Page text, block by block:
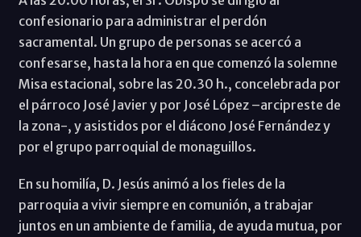
confesionario para administrar el perdón
sacramental. Un grupo de personas se acercó a
confesarse, hasta la hora en que comenzó la solemne
Misa estacional, sobre las 20.30 h., concelebrada por
el párroco José Javier y por José López –arcipreste de
la zona-, y asistidos por el diácono José Fernández y
por el grupo parroquial de monaguillos.
En su homilía, D. Jesús animó a los fieles de la
parroquia a vivir siempre en comunión, a trabajar
juntos en un ambiente de familia, de ayuda mutua, por